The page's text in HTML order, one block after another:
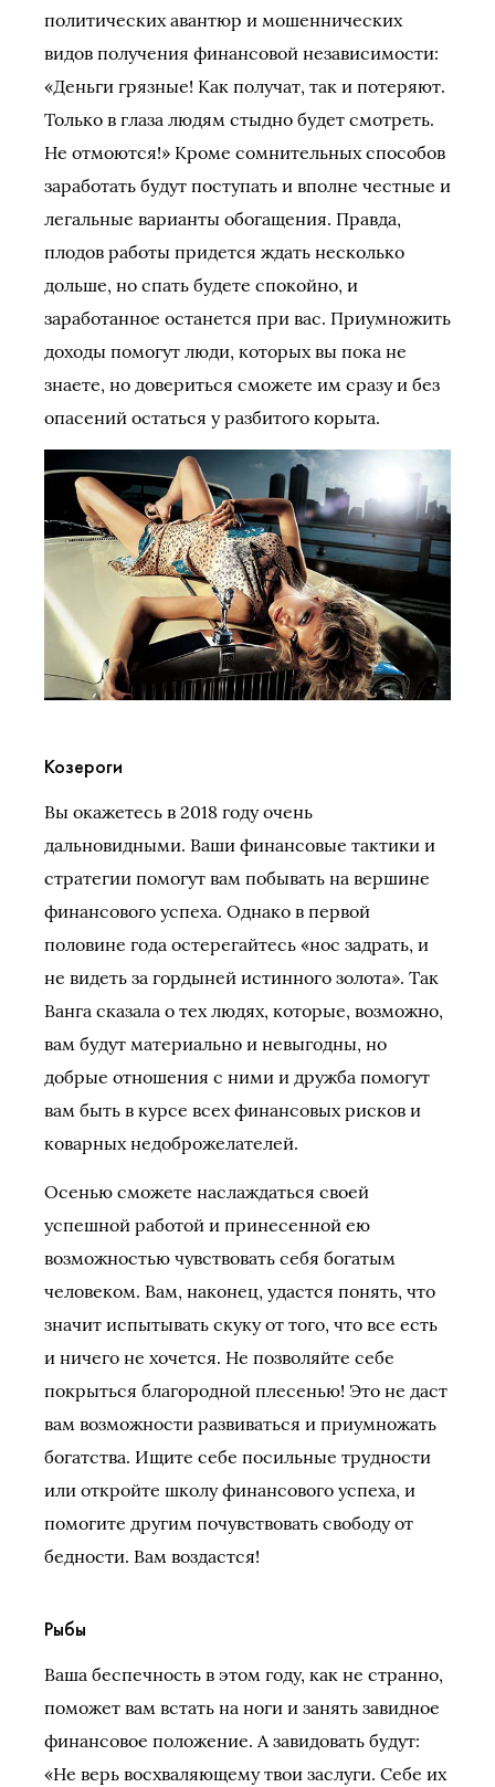
политических авантюр и мошеннических
видов получения финансовой независимости:
«Деньги грязные! Как получат, так и потеряют.
Только в глаза людям стыдно будет смотреть.
Не отмоются!» Кроме сомнительных способов
заработать будут поступать и вполне честные и
легальные варианты обогащения. Правда,
плодов работы придется ждать несколько
дольше, но спать будете спокойно, и
заработанное останется при вас. Приумножить
доходы помогут люди, которых вы пока не
знаете, но довериться сможете им сразу и без
опасений остаться у разбитого корыта.
Козероги
Вы окажетесь в 2018 году очень
дальновидными. Ваши финансовые тактики и
стратегии помогут вам побывать на вершине
финансового успеха. Однако в первой
половине года остерегайтесь «нос задрать, и
не видеть за гордыней истинного золота». Так
Ванга сказала о тех людях, которые, возможно,
вам будут материально и невыгодны, но
добрые отношения с ними и дружба помогут
вам быть в курсе всех финансовых рисков и
коварных недоброжелателей.
Осенью сможете наслаждаться своей
успешной работой и принесенной ею
возможностью чувствовать себя богатым
человеком. Вам, наконец, удастся понять, что
значит испытывать скуку от того, что все есть
и ничего не хочется. Не позволяйте себе
покрыться благородной плесенью! Это не даст
вам возможности развиваться и приумножать
богатства. Ищите себе посильные трудности
или откройте школу финансового успеха, и
помогите другим почувствовать свободу от
бедности. Вам воздастся!
Рыбы
Ваша беспечность в этом году, как не странно,
поможет вам встать на ноги и занять завидное
финансовое положение. А завидовать будут:
«Не верь восхваляющему твои заслуги. Себе их